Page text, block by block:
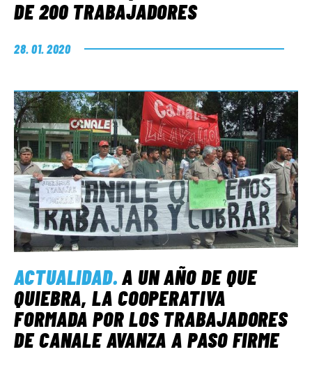
DE 200 TRABAJADORES
28. 01. 2020
ACTUALIDAD.A UN AÑO DE QUE
QUIEBRA, LA COOPERATIVA
FORMADA POR LOS TRABAJADORES
DE CANALE AVANZA A PASO FIRME